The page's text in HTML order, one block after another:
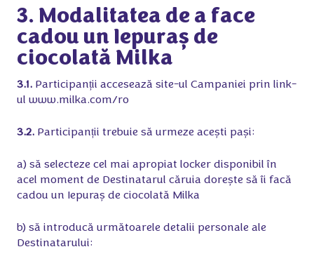
3. Modalitatea de a face
cadou un Iepuraș de
ciocolată Milka
3.1. Participanții accesează site-ul Campaniei prin link-
ul www.milka.com/ro
3.2. Participanții trebuie să urmeze acești pași:
a) să selecteze cel mai apropiat locker disponibil în
acel moment de Destinatarul căruia dorește să îi facă
cadou un Iepuraș de ciocolată Milka
b) să introducă următoarele detalii personale ale
Destinatarului: